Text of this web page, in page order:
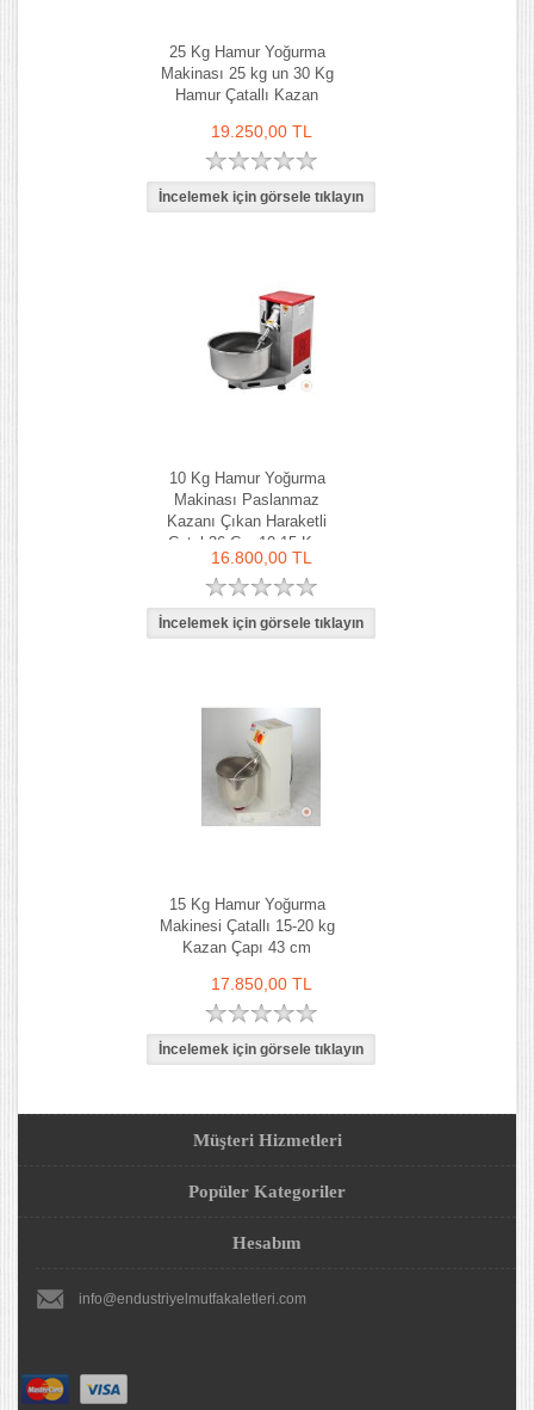
25 Kg Hamur Yoğurma
Makinası 25 kg un 30 Kg
Hamur Çatallı Kazan
19.250,00 TL
10 Kg Hamur Yoğurma
Makinası Paslanmaz
Kazanı Çıkan Haraketli
Çatal 36 Cm 10-15 Kg-
Ozay Makina
16.800,00 TL
15 Kg Hamur Yoğurma
Makinesi Çatallı 15-20 kg
Kazan Çapı 43 cm
17.850,00 TL
Müşteri Hizmetleri
Popüler Kategoriler
Hesabım
info@endustriyelmutfakaletleri.com